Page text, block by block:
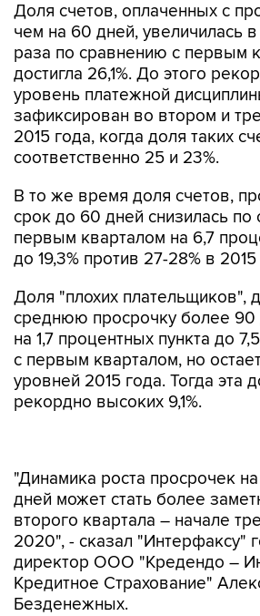
Доля счетов, оплаченных с
чем на 60 дней, увеличилась
раза по сравнению с первым
достигла 26,1%. До этого
уровень платежной
зафиксирован во втором и
2015 года, когда доля таких
соответственно 25 и 23%.
В то же время доля счетов,
срок до 60 дней снизилась по
первым кварталом на 6,7
до 19,3% против 27-28% в 2015
Доля "плохих плательщиков",
среднюю просрочку более 90
на 1,7 процентных пункта до
с первым кварталом, но
уровней 2015 года. Тогда эта
рекордно высоких 9,1%.
второго квартала – начале
2020", - сказал "Интерфаксу"
директор ООО "Кредендо –
Кредитное Страхование"
Безденежных.
По состоянию на конец